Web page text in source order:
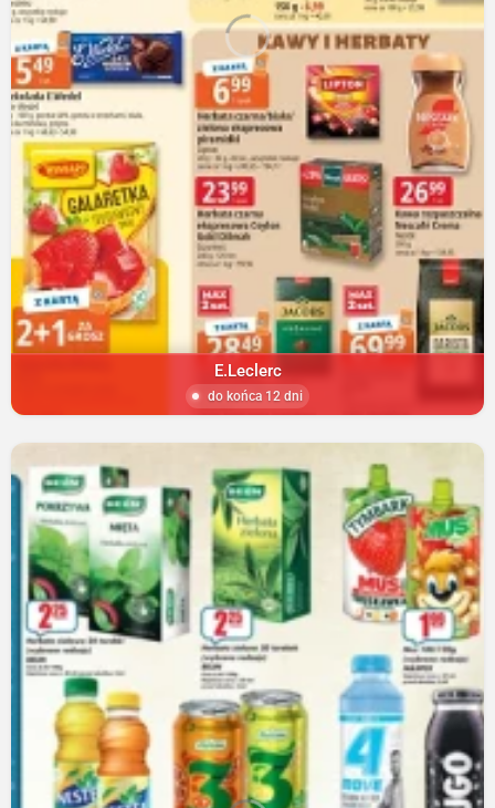
E.Leclerc
do końca 12 dni